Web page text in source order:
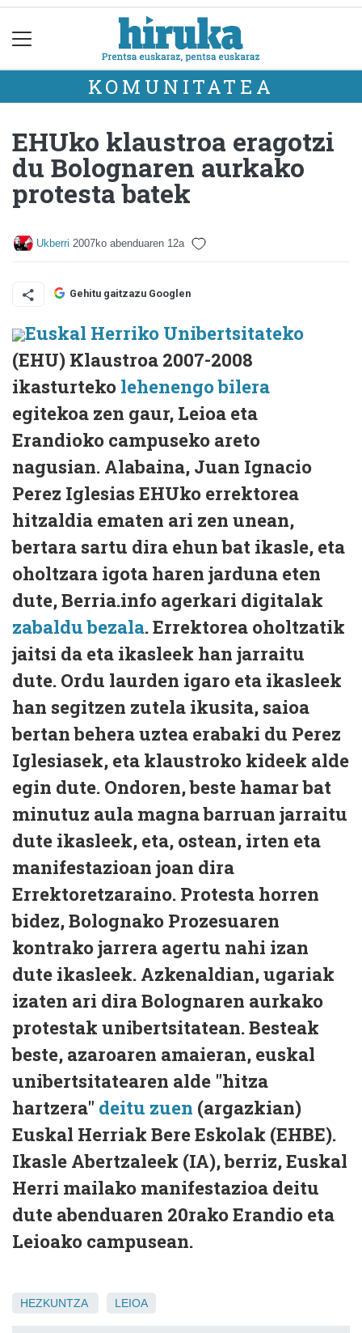
KOMUNITATEA
EHUko klaustroa eragotzi
du Bolognaren aurkako
protesta batek
Ukberri 2007ko abenduaren 12a
Gehitu gaitzazu Googlen
Euskal Herriko Unibertsitateko
(EHU) Klaustroa 2007-2008
ikasturteko lehenengo bilera
egitekoa zen gaur, Leioa eta
Erandioko campuseko areto
nagusian. Alabaina, Juan Ignacio
Perez Iglesias EHUko errektorea
hitzaldia ematen ari zen unean,
bertara sartu dira ehun bat ikasle, eta
oholtzara igota haren jarduna eten
dute, Berria.info agerkari digitalak
zabaldu bezala. Errektorea oholtzatik
jaitsi da eta ikasleek han jarraitu
dute. Ordu laurden igaro eta ikasleek
han segitzen zutela ikusita, saioa
bertan behera uztea erabaki du Perez
Iglesiasek, eta klaustroko kideek alde
egin dute. Ondoren, beste hamar bat
minutuz aula magna barruan jarraitu
dute ikasleek, eta, ostean, irten eta
manifestazioan joan dira
Errektoretzaraino. Protesta horren
bidez, Bolognako Prozesuaren
kontrako jarrera agertu nahi izan
dute ikasleek. Azkenaldian, ugariak
izaten ari dira Bolognaren aurkako
protestak unibertsitatean. Besteak
beste, azaroaren amaieran, euskal
unibertsitatearen alde "hitza
hartzera" deitu zuen (argazkian)
Euskal Herriak Bere Eskolak (EHBE).
Ikasle Abertzaleek (IA), berriz, Euskal
Herri mailako manifestazioa deitu
dute abenduaren 20rako Erandio eta
Leioako campusean.
HEZKUNTZA LEIOA